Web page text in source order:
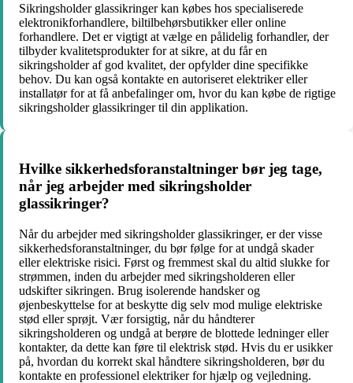
Sikringsholder glassikringer kan købes hos specialiserede
elektronikforhandlere, biltilbehørsbutikker eller online
forhandlere. Det er vigtigt at vælge en pålidelig forhandler, der
tilbyder kvalitetsprodukter for at sikre, at du får en
sikringsholder af god kvalitet, der opfylder dine specifikke
behov. Du kan også kontakte en autoriseret elektriker eller
installatør for at få anbefalinger om, hvor du kan købe de rigtige
sikringsholder glassikringer til din applikation.
Hvilke sikkerhedsforanstaltninger bør jeg tage,
når jeg arbejder med sikringsholder
glassikringer?
Når du arbejder med sikringsholder glassikringer, er der visse
sikkerhedsforanstaltninger, du bør følge for at undgå skader
eller elektriske risici. Først og fremmest skal du altid slukke for
strømmen, inden du arbejder med sikringsholderen eller
udskifter sikringen. Brug isolerende handsker og
øjenbeskyttelse for at beskytte dig selv mod mulige elektriske
stød eller sprøjt. Vær forsigtig, når du håndterer
sikringsholderen og undgå at berøre de blottede ledninger eller
kontakter, da dette kan føre til elektrisk stød. Hvis du er usikker
på, hvordan du korrekt skal håndtere sikringsholderen, bør du
kontakte en professionel elektriker for hjælp og vejledning.